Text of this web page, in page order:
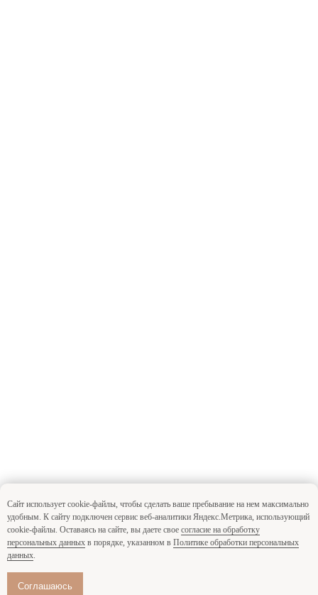
Сайт использует cookie-файлы, чтобы сделать ваше пребывание на нем максимально
удобным. К cайту подключен сервис веб-аналитики Яндекс.Метрика, использующий
cookie-файлы. Оставаясь на сайте, вы даете свое согласие на обработку
персональных данных в порядке, указанном в Политике обработки персональных
данных.
Соглашаюсь